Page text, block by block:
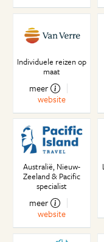
Met gevaar voor
Pinguïn parade
Voetbal is voor
'Footy': de
Australische
De fitcraze
Knuffeldag
Sydney's small
Ongewenste gasten
Alle ambtenaren
Banenjacht
Hallows eve and
Assistent van
Australia’s Next
De wekelijkse
Individuele reizen op
maat
meer
website
Australië, Nieuw-
Zeeland & Pacific
specialist
meer
website